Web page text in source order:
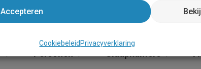
Accepteren
Cookiebeleid Privacyverklaring